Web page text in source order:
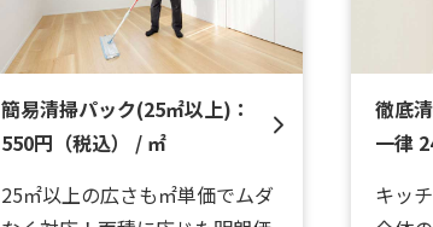
簡易清掃パック(25㎡以上)：
550円（税込） / ㎡
25㎡以上の広さも㎡単価でムダ
徹底
一律
キッ